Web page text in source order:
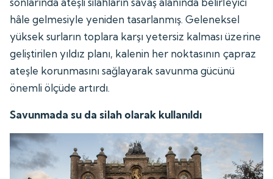
hâle gelmesiyle yeniden tasarlanmış. Geleneksel
yüksek surların toplara karşı yetersiz kalması üzerine
geliştirilen yıldız planı, kalenin her noktasının çapraz
ateşle korunmasını sağlayarak savunma gücünü
önemli ölçüde artırdı.
Savunmada su da silah olarak kullanıldı